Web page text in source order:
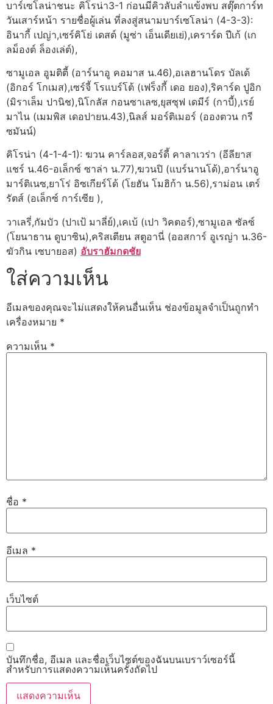
บาร์เซโลน่าชนะ คิโรน่า3-1 ก่อนมีคิวลับลำแข้งพบ สตุ๊ตการ์ท
วันเสาร์หน้า รายชื่อผู้เล่น ที่ลงสู่สนามบาร์เซโลน่า (4-3-3):
อินากี้ เปญ่า,เซร์คิโย่ เดสต์ (มูซ่า เอ็นเดียเย่),เคราร์ด ปีเก้ (เก
ลม็องต์ ล็องเล่ต์),
ซามูเอล อูมติตี้ (อาร์นาอู คอมาส น.46),อเลฮานโดร บัลเด้
(อิกอร์ โกเมส),เซร์จี้ โรแบร์โต้ (เฟร็งกี้ เดอ ยอง),ริคาร์ด ปูอิก
(มิราเล็ม ปานิช),นิโกลัส กอนซาเลซ,ยุสซุฟ เดมีร์ (กาบี้),เรย์
มาไน (เมมพิส เดอปายน.43),นิลส์ มอร์ติเมอร์ (อองตวน กรี
ซมันน์)
คิโรน่า (4-1-4-1): ฆวน คาร์ลอส,จอร์ดี้ คาลาเวร่า (อีลียาส
แชร์ น.46-อเล็กซ์ ซาล่า น.77),ฆวนปิ (แบร์นานโด้),อาร์นาอู
มาร์ติเนซ,ยาโร่ อิซเกียร์โด้ (โยฮัน โมฮิก้า น.56),ราม่อน เตร์
รัตส์ (อเล็กซ์ การ์เซีย ),
วาเลรี่,กัมบัว (ปาเป้ มาลี่ย์),เคเบ้ (เปา วิคตอร์),ซามูเอล ซัลซ์
(โยนาธาน ดูบาซิน),คริสเตียน สตูอานี่ (ออสการ์ อูเรญ่า น.36-
ฆัวกิน เซบายอส) อับราฮัมกดชัย
ใส่ความเห็น
อีเมลของคุณจะไม่แสดงให้คนอื่นเห็น ช่องข้อมูลจำเป็นถูกทำ
เครื่องหมาย *
ความเห็น *
ชื่อ *
อีเมล *
เว็บไซต์
บันทึกชื่อ, อีเมล และชื่อเว็บไซต์ของฉันบนเบราว์เซอร์นี้
สำหรับการแสดงความเห็นครั้งถัดไป